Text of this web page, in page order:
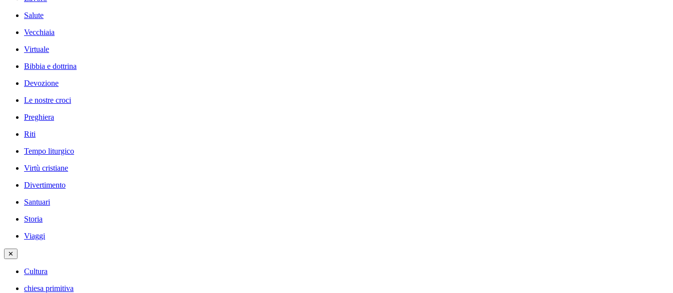
Salute
Vecchiaia
Virtuale
Bibbia e dottrina
Devozione
Le nostre croci
Preghiera
Riti
Tempo liturgico
Virtù cristiane
Divertimento
Santuari
Storia
Viaggi
✕
Cultura
chiesa primitiva